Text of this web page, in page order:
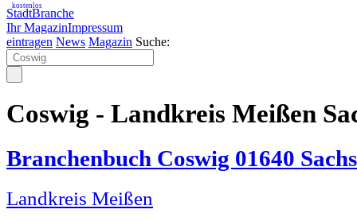
StadtBranche
Ihr MagazinImpressum
kostenlos
eintragen News Magazin Suche:
Coswig - Landkreis Meißen
Branchenbuch Coswig 01640
Landkreis Meißen